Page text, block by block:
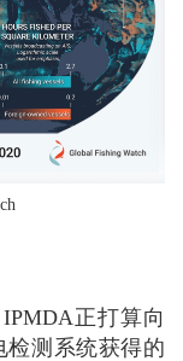
IPMDA正打算向
检测系统获得的